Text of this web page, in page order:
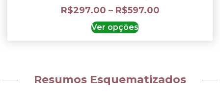
R$297.00 – R$597.00
Ver opções
Resumos Esquematizados